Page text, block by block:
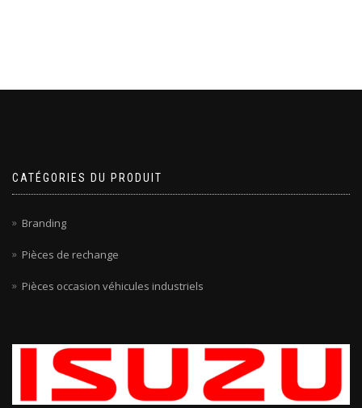
CATÉGORIES DU PRODUIT
Branding
Pièces de rechange
Pièces occasion véhicules industriels